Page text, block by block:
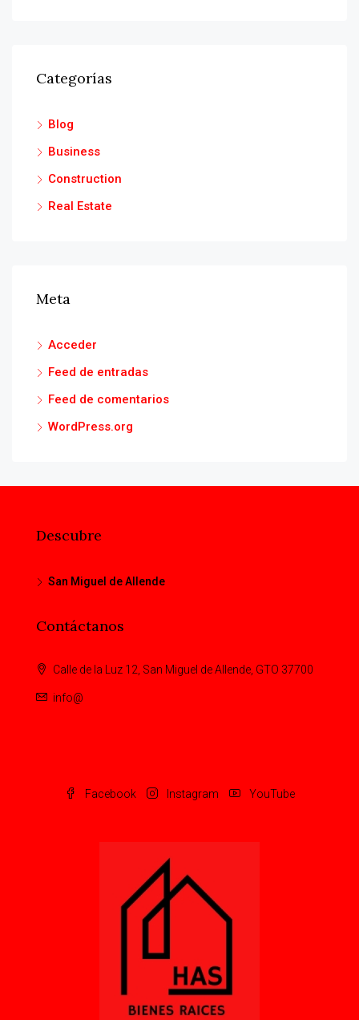
Categorías
Blog
Business
Construction
Real Estate
Meta
Acceder
Feed de entradas
Feed de comentarios
WordPress.org
Descubre
San Miguel de Allende
Contáctanos
Calle de la Luz 12, San Miguel de Allende, GTO 37700
info@
Facebook Instagram YouTube